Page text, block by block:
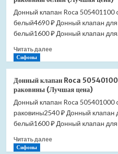
VitrA
Origin
A45149
push-
для
с
переливом
(Лучшая
цена)
Донный клапан Roca 505401100
белый4690 ₽ Донный клапан
белый1600 ₽ Донный клапан
Читать далееПрочитать
клапан
Roca
505401100
click-
clack
раковины
Сифоны
Донный клапан Roca
раковины (Лучшая цена)
Донный клапан Roca 505401000
раковины2540 ₽ Донный клапан
белый1600 ₽ Донный клапан для
Читать далееПрочитать
Сифоны